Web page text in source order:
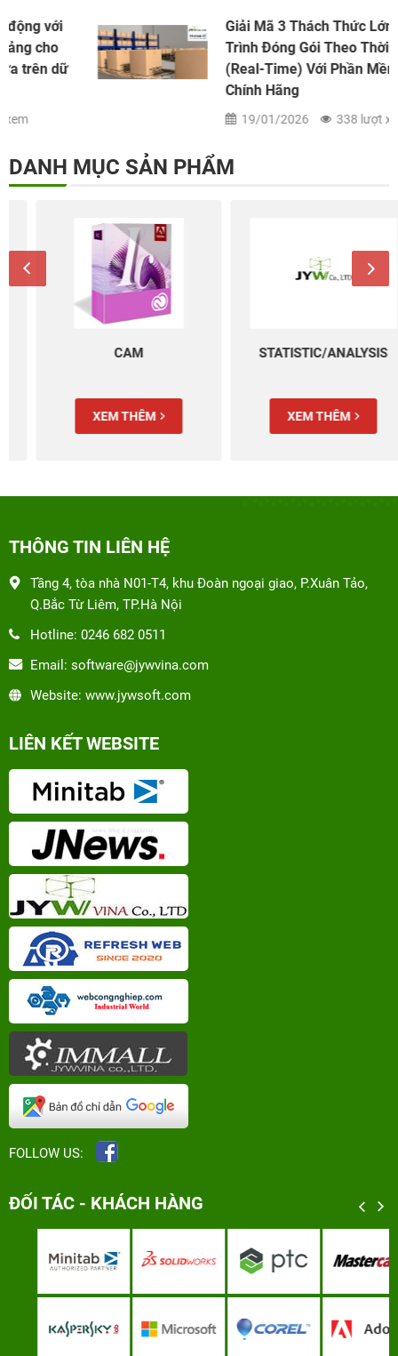
Giải Mã 3 Thách Thức Lớn Trong Quy
Trình Đóng Gói Theo Thời Gian Thực
(Real-Time) Với Phần Mềm Minitab
338 lượt xem
DANH MỤC SẢN PHẨM
CAM
XEM THÊM
STATISTIC/ANALYSIS
XEM THÊM
THÔNG TIN LIÊN HỆ
Tầng 4, tòa nhà N01-T4, khu Đoàn ngoại giao, P.Xuân Tảo,
Q.Bắc Từ Liêm, TP.Hà Nội
Hotline: 0246 682 0511
Email: software@jywvina.com
Website: www.jywsoft.com
LIÊN KẾT WEBSITE
FOLLOW US:
ĐỐI TÁC - KHÁCH HÀNG